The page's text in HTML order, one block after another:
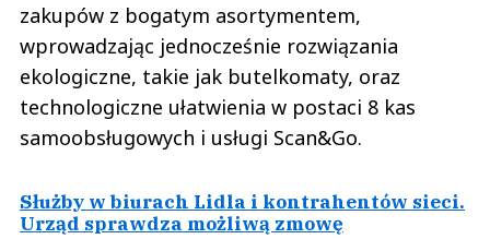
zakupów z bogatym asortymentem,
wprowadzając jednocześnie rozwiązania
ekologiczne, takie jak butelkomaty, oraz
technologiczne ułatwienia w postaci 8 kas
samoobsługowych i usługi Scan&Go.
Służby w biurach Lidla i kontrahentów sieci.
Urząd sprawdza możliwą zmowę